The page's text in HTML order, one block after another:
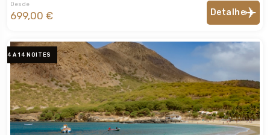
Desde
699,00 € Detalhe
4 A 14 NOITES